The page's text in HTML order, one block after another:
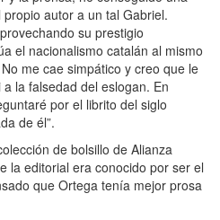
autor a un tal Gabriel.
su prestigio
el nacionalismo catalán al mismo
me cae simpático y creo que le
la falsedad del eslogan. En
por el librito del siglo
de él”.
de bolsillo de Alianza
la editorial era conocido por ser el
que Ortega tenía mejor prosa